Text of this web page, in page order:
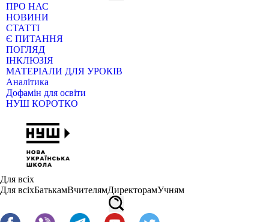
ПРО НАС
НОВИНИ
СТАТТІ
Є ПИТАННЯ
ПОГЛЯД
ІНКЛЮЗІЯ
МАТЕРІАЛИ ДЛЯ УРОКІВ
Аналітика
Дофамін для освіти
НУШ КОРОТКО
Для всіх
Для всіхБатькамВчителямДиректорамУчням